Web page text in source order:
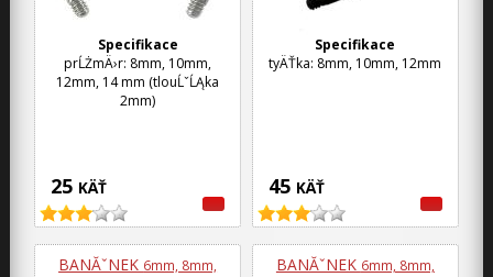
25 KÄŤ
Specifikace
prĹŻmÄ›r: 8mm, 10mm,
12mm, 14 mm (tlouĹˇĹĄka
2mm)
45 KÄŤ
Specifikace
tyÄŤka: 8mm, 10mm, 12mm
BANĂˇNEK 6mm, 8mm,
BANĂˇNEK 6mm, 8mm,